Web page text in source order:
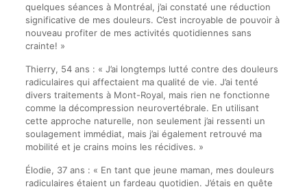
quelques séances à Montréal, j’ai constaté une réduction
significative de mes douleurs. C’est incroyable de pouvoir à
nouveau profiter de mes activités quotidiennes sans
crainte! »
Thierry, 54 ans : « J’ai longtemps lutté contre des douleurs
radiculaires qui affectaient ma qualité de vie. J’ai tenté
divers traitements à Mont-Royal, mais rien ne fonctionne
comme la décompression neurovertébrale. En utilisant
cette approche naturelle, non seulement j’ai ressenti un
soulagement immédiat, mais j’ai également retrouvé ma
mobilité et je crains moins les récidives. »
Élodie, 37 ans : « En tant que jeune maman, mes douleurs
radiculaires étaient un fardeau quotidien. J’étais en quête